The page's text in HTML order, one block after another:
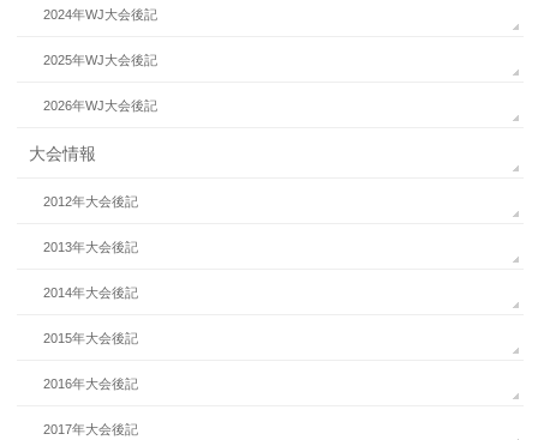
2024年WJ大会後記
2025年WJ大会後記
2026年WJ大会後記
大会情報
2012年大会後記
2013年大会後記
2014年大会後記
2015年大会後記
2016年大会後記
2017年大会後記